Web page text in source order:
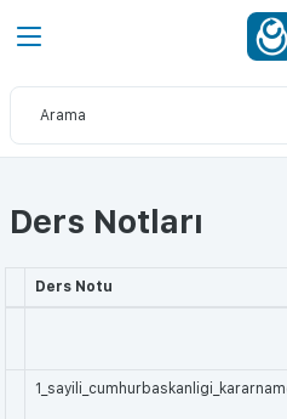
Ders Notları
Ders Notu